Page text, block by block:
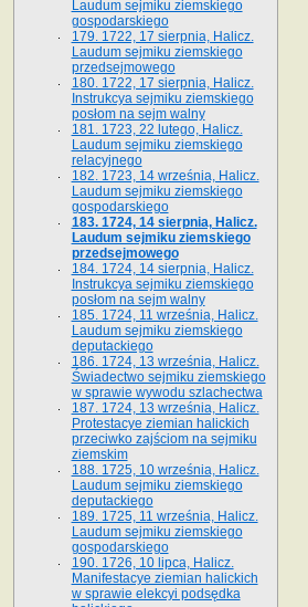
Laudum sejmiku ziemskiego
gospodarskiego
179. 1722, 17 sierpnia, Halicz.
Laudum sejmiku ziemskiego
przedsejmowego
180. 1722, 17 sierpnia, Halicz.
Instrukcya sejmiku ziemskiego
posłom na sejm walny
181. 1723, 22 lutego, Halicz.
Laudum sejmiku ziemskiego
relacyjnego
182. 1723, 14 września, Halicz.
Laudum sejmiku ziemskiego
gospodarskiego
183. 1724, 14 sierpnia, Halicz.
Laudum sejmiku ziemskiego
przedsejmowego
184. 1724, 14 sierpnia, Halicz.
Instrukcya sejmiku ziemskiego
posłom na sejm walny
185. 1724, 11 września, Halicz.
Laudum sejmiku ziemskiego
deputackiego
186. 1724, 13 września, Halicz.
Świadectwo sejmiku ziemskiego
w sprawie wywodu szlachectwa
187. 1724, 13 września, Halicz.
Protestacye ziemian halickich
przeciwko zajściom na sejmiku
ziemskim
188. 1725, 10 września, Halicz.
Laudum sejmiku ziemskiego
deputackiego
189. 1725, 11 września, Halicz.
Laudum sejmiku ziemskiego
gospodarskiego
190. 1726, 10 lipca, Halicz.
Manifestacye ziemian halickich
w sprawie elekcyi podsędka